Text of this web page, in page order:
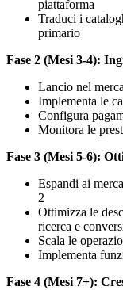
piattaforma
Traduci i
primario
Fase 2 (Mesi 3-4):
Lancio nel
Implementa le
Configura
Monitora le
Fase 3 (Mesi 5-6):
Espandi ai
2
Ottimizza le
ricerca e
Scala le
Implementa
Fase 4 (Mesi 7+):